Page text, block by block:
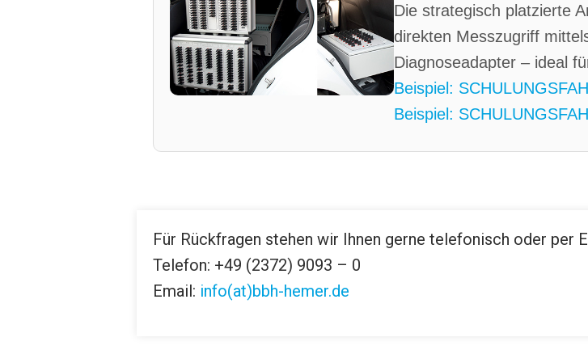
Die strategisch platzierte
direkten Messzugriff
Diagnoseadapter – ideal
Beispiel:
Beispiel:
Für Rückfragen stehen wir Ihnen gerne telefonisch oder per
Telefon: +49 (2372) 9093 – 0
Email: info(at)bbh-hemer.de